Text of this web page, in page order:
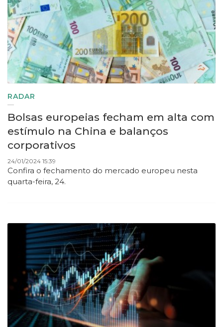
RADAR
Bolsas europeias fecham em alta com
estímulo na China e balanços
corporativos
24/01/2024 15:39
Confira o fechamento do mercado europeu nesta
quarta-feira, 24.